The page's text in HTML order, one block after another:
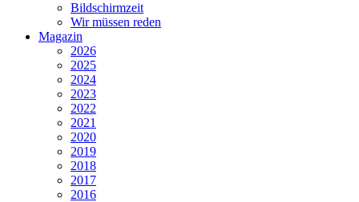
Bildschirmzeit
Wir müssen reden
Magazin
2026
2025
2024
2023
2022
2021
2020
2019
2018
2017
2016